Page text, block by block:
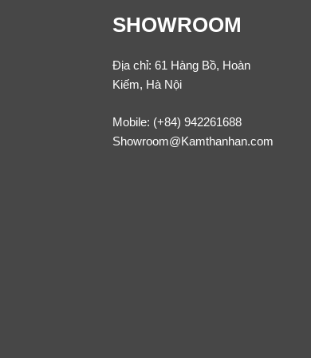
SHOWROOM
Địa chỉ: 61 Hàng Bồ, Hoàn
Kiếm, Hà Nội
Mobile: (+84) 942261688
Showroom@Kamthanhan.com